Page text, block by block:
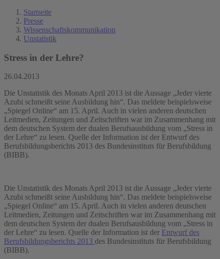
Startseite
Presse
Wissenschaftskommunikation
Unstatistik
Stress in der Lehre?
26.04.2013
Die Unstatistik des Monats April 2013 ist die Aussage „Jeder vierte
Azubi schmeißt seine Ausbildung hin“. Das meldete beispielsweise
„Spiegel Online“ am 15. April. Auch in vielen anderen deutschen
Leitmedien, Zeitungen und Zeitschriften war im Zusammenhang mit
dem deutschen System der dualen Berufsausbildung vom „Stress in
der Lehre“ zu lesen. Quelle der Information ist der Entwurf des
Berufsbildungsberichts 2013 des Bundesinstituts für Berufsbildung
(BIBB).
Die Unstatistik des Monats April 2013 ist die Aussage „Jeder vierte
Azubi schmeißt seine Ausbildung hin“. Das meldete beispielsweise
„Spiegel Online“ am 15. April. Auch in vielen anderen deutschen
Leitmedien, Zeitungen und Zeitschriften war im Zusammenhang mit
dem deutschen System der dualen Berufsausbildung vom „Stress in
der Lehre“ zu lesen. Quelle der Information ist der Entwurf des
Berufsbildungsberichts 2013 des Bundesinstituts für Berufsbildung
(BIBB).